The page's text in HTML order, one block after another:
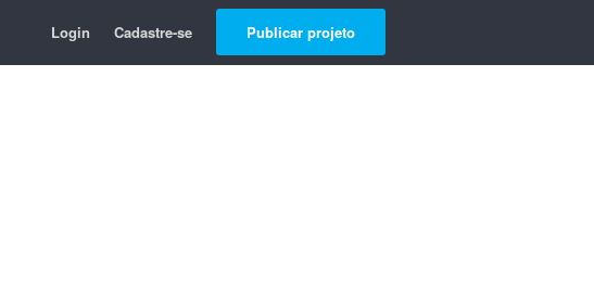
Login Cadastre-se Publicar projeto